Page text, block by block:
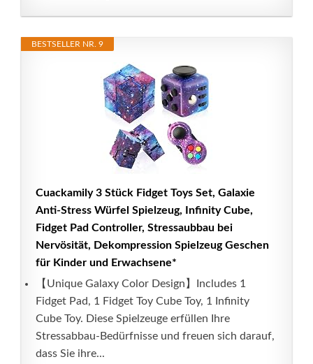
BESTSELLER NR. 9
Cuackamily 3 Stück Fidget Toys Set, Galaxie
Anti-Stress Würfel Spielzeug, Infinity Cube,
Fidget Pad Controller, Stressaubbau bei
Nervösität, Dekompression Spielzeug Geschen
für Kinder und Erwachsene*
【Unique Galaxy Color Design】Includes 1
Fidget Pad, 1 Fidget Toy Cube Toy, 1 Infinity
Cube Toy. Diese Spielzeuge erfüllen Ihre
Stressabbau-Bedürfnisse und freuen sich darauf,
dass Sie ihre...